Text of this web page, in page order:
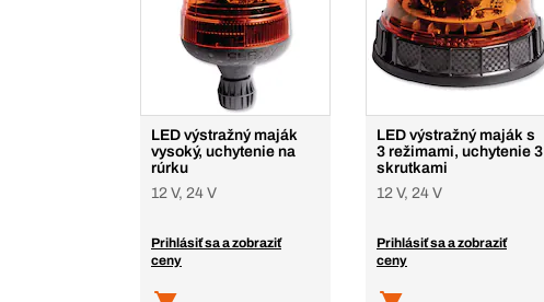
LED výstražný maják
vysoký, uchytenie na
rúrku
12 V, 24 V
Prihlásiť sa a zobraziť
ceny
LED výstražný maják s
3 režimami, uchytenie 3
skrutkami
12 V, 24 V
Prihlásiť sa a zobraziť
ceny